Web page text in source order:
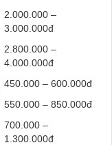
2.000.000 –
3.000.000đ
2.800.000 –
4.000.000đ
450.000 – 600.000đ
550.000 – 850.000đ
700.000 –
1.300.000đ